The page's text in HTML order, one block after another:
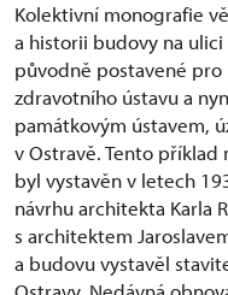
Kolektivní monografie
a historii budovy na
původně postavené
zdravotního ústavu a
památkovým ústavem,
v Ostravě. Tento
byl vystavěn v letech
návrhu architekta Karla
s architektem
a budovu vystavěl